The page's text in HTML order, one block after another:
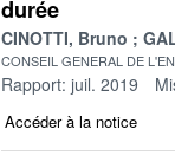
durée
CINOTTI, Bruno
CONSEIL GENERAL DE
Rapport: juil. 2019
Accéder à la notice